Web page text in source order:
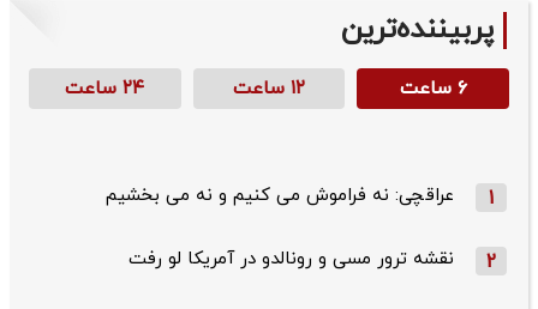
پربیننده‌ترین
۶ ساعت ۱۲ ساعت ۲۴ ساعت
1 عراقچی: نه فراموش می کنیم و نه می بخشیم
2 نقشه ترور مسی و رونالدو در آمریکا لو رفت